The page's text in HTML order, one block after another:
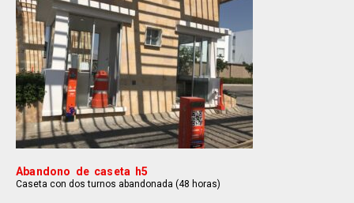
Abandono de caseta h5
Caseta con dos turnos abandonada (48 horas)